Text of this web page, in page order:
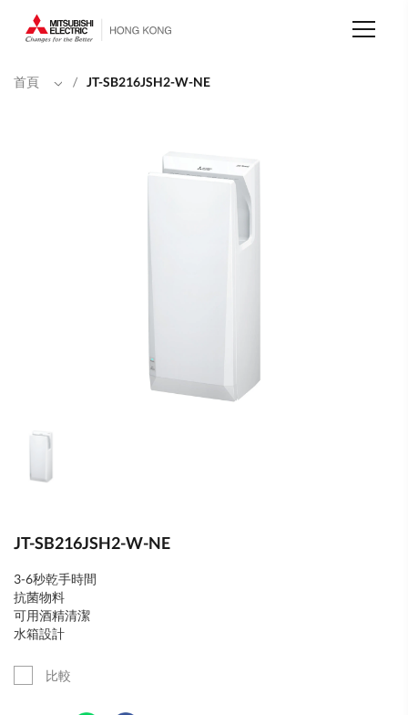
首頁 / JT-SB216JSH2-W-NE
JT-SB216JSH2-W-NE
3-6秒乾手時間
抗菌物料
可用酒精清潔
水箱設計
比較